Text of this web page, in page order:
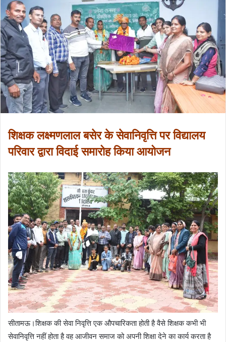
शिक्षक लक्ष्मणलाल बसेर के सेवानिवृत्ति पर विद्यालय
परिवार द्वारा विदाई समारोह किया आयोजन
सीतामऊ।शिक्षक की सेवा निवृत्ति एक औपचारिकता होती है वैसे शिक्षक कभी भी
सेवानिवृत्ति नहीं होता है वह आजीवन समाज को अपनी शिक्षा देने का कार्य करता है